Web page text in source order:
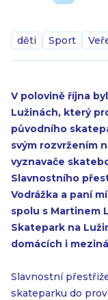
děti Sport
V polovině října
Lužinách, který
původního
svým rozvržením
vyznavače
Slavnostního
Vodrážka a paní
spolu s Martinem
Skatepark na
domácích i
Slavnostní
skateparku do